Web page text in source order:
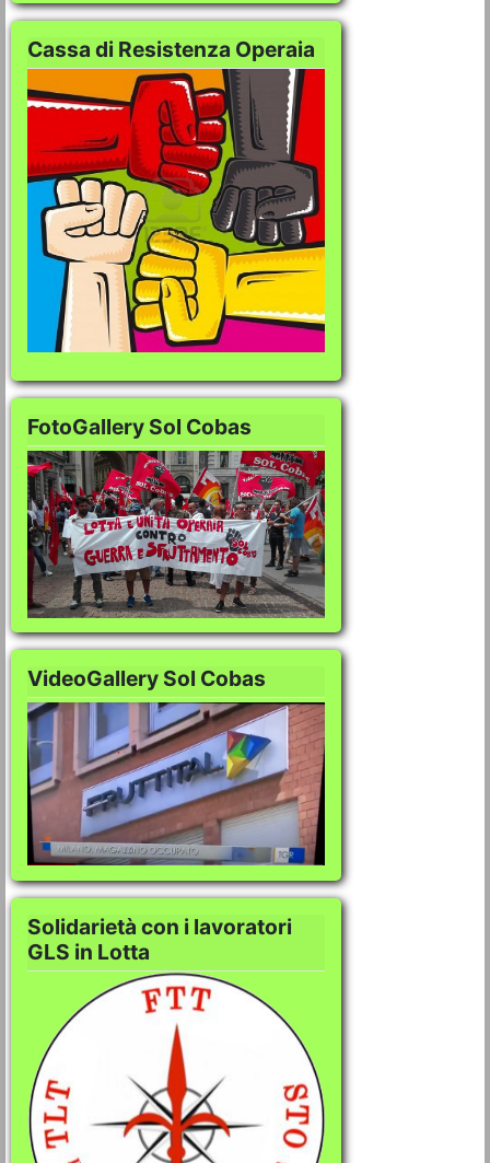
Cassa di Resistenza Operaia
FotoGallery Sol Cobas
FotoGallery Sol
VideoGallery Sol Cobas
VideoGallery Sol
Solidarietà con i lavoratori
GLS in Lotta